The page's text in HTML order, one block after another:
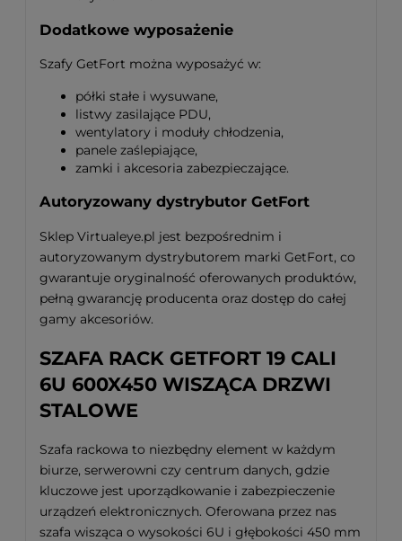
Dodatkowe wyposażenie
Szafy GetFort można wyposażyć w:
półki stałe i wysuwane,
listwy zasilające PDU,
wentylatory i moduły chłodzenia,
panele zaślepiające,
zamki i akcesoria zabezpieczające.
Autoryzowany dystrybutor GetFort
Sklep Virtualeye.pl jest bezpośrednim i
autoryzowanym dystrybutorem marki GetFort, co
gwarantuje oryginalność oferowanych produktów,
pełną gwarancję producenta oraz dostęp do całej
gamy akcesoriów.
SZAFA RACK GETFORT 19 CALI
6U 600X450 WISZĄCA DRZWI
STALOWE
Szafa rackowa to niezbędny element w każdym
biurze, serwerowni czy centrum danych, gdzie
kluczowe jest uporządkowanie i zabezpieczenie
urządzeń elektronicznych. Oferowana przez nas
szafa wisząca o wysokości 6U i głębokości 450 mm